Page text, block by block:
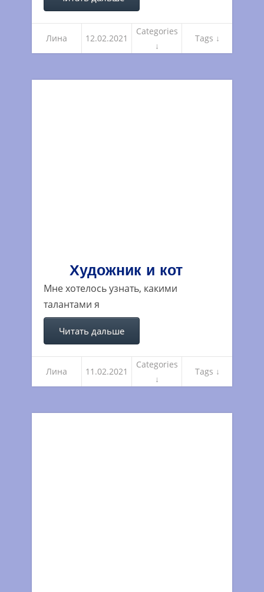
Лина 12.02.2021
Categories
↓
Tags ↓
Художник и кот
Мне хотелось узнать, какими
талантами я
Читать дальше
Лина 11.02.2021
Categories
↓
Tags ↓